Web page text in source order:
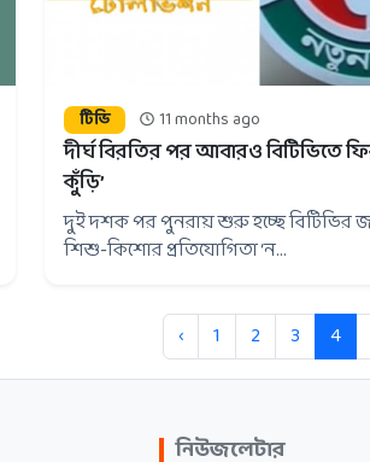
টিভি 11 months ago
দীর্ঘ বিরতির পর আবারও বিটিভিতে
কুঁড়ি’
দুই দশক পর পুনরায় শুরু হচ্ছে বিটিভির
শিশু-কিশোর প্রতিযোগিতা ‘ন...
‹ 1 2 3 4
নিউজলেটার